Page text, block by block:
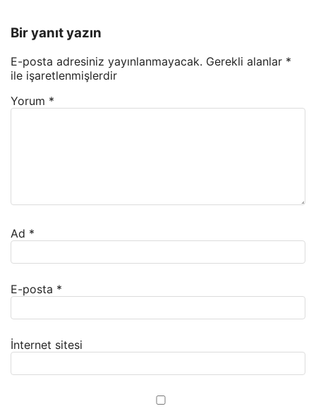
Bir yanıt yazın
E-posta adresiniz yayınlanmayacak. Gerekli alanlar *
ile işaretlenmişlerdir
Yorum *
Ad *
E-posta *
İnternet sitesi